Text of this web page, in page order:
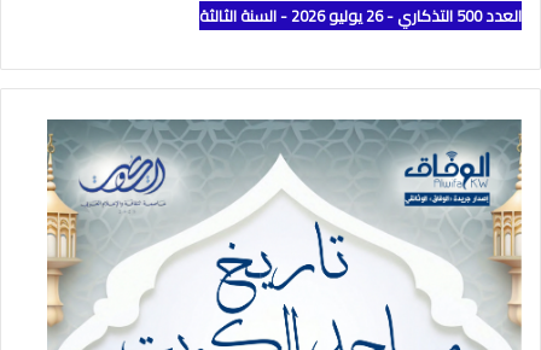
العدد 500 التذكاري - 26 يوليو 2026 - السنة الثالثة